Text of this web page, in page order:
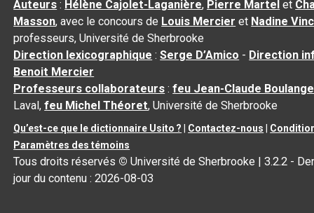
Auteurs : Hélène Cajolet-Laganière, Pierre Martel et
Masson, avec le concours de Louis Mercier et Nadine
professeurs, Université de Sherbrooke
Direction lexicographique :Serge D’Amico - Direction
Benoit Mercier
Professeurs collaborateurs :feu Jean-Claude
Laval,feu Michel Théoret, Université de Sherbrooke
Qu’est-ce que le dictionnaire Usito ? Contactez-nous
Paramètres des témoins
Tous droits réservés © Université de Sherbrooke |3.2.2 -
jour du contenu :2026-08-03